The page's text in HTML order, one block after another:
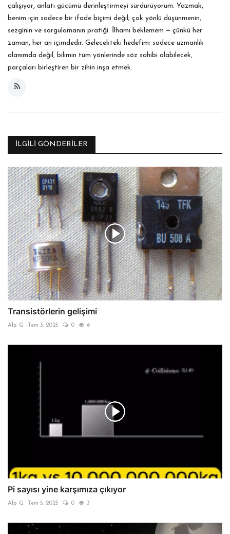
çalışıyor, anlatı gücümü derinleştirmeyi sürdürüyorum. Yazmak,
benim için sadece bir ifade biçimi değil; çok yönlü düşünmenin,
sezginin ve sorgulamanın pratiği. İlhamı beklemem — çünkü her
zaman, her an içimdedir. Gelecekteki hedefim; sadece uzmanlık
alanımda değil, bilimin tüm yönlerinde söz sahibi olabilecek,
parçaları birleştiren bir zihin inşa etmek.
İLGILI GÖNDERILER
Transistörlerin gelişimi
Alp G Tem 3, 2025 0 6
Pi sayısı yine karşımıza çıkıyor
Alp G Tem 5, 2025 0 3